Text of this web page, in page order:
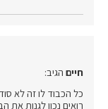
חיים הגיב:
כל הכבוד לו זה לא
רואים נכון לגנות את